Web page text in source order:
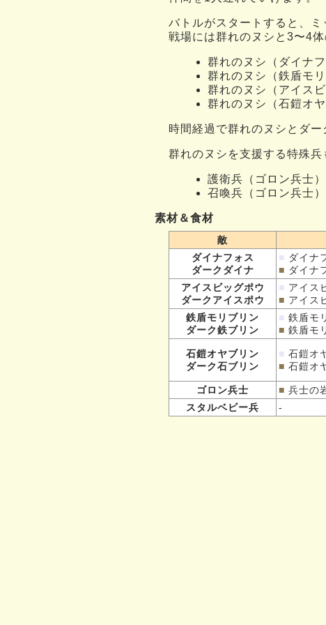
バトルがスタートすると、ミ
戦場には群れのヌシと3〜4
群れのヌシ（ダイナ
群れのヌシ（鉄盾モ
群れのヌシ（アイス
群れのヌシ（石鎧オ
時間経過で群れのヌシとダ
群れのヌシを支援する特殊兵
護衛兵（ゴロン兵士
召喚兵（ゴロン兵士
素材＆食材
敵
ダイナフォス
ダークダイナ
■ ダイナ
■ ダイナ
アイスビッグポウ
ダークアイスポウ
■ アイス
■ アイス
鉄盾モリブリン
ダーク鉄ブリン
■ 鉄盾モ
■ 鉄盾モ
石鎧オヤブリン
ダーク石ブリン
■ 石鎧オ
■ 石鎧オ
ゴロン兵士
■ 兵士の
スタルベビー兵
-